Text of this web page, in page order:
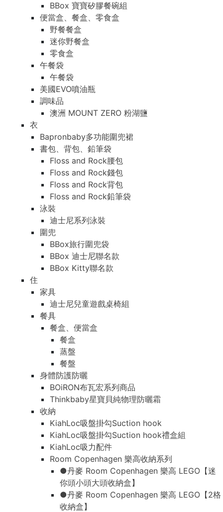
BBox 寶寶矽膠餐碗組
便當盒、餐盒、零食盒
野餐餐盒
迷你野餐盒
零食盒
午餐袋
午餐袋
美國EVO噴油瓶
調味品
澳洲 MOUNT ZERO 粉湖鹽
衣
Bapronbaby多功能圍兜裙
書包、背包、鉛筆袋
Floss and Rock腰包
Floss and Rock錢包
Floss and Rock背包
Floss and Rock鉛筆袋
泳裝
迪士尼系列泳裝
圍兜
BBox旅行圍兜袋
BBox 迪士尼聯名款
BBox Kitty聯名款
住
家具
迪士尼兒童遊戲桌椅組
餐具
餐盒、便當盒
餐盒
蒸盤
餐盤
身體防護防曬
BOiRON布瓦宏系列商品
Thinkbaby星寶貝純物理防曬霜
收納
KiahLoc吸盤掛勾Suction hook
KiahLoc吸盤掛勾Suction hook禮盒組
KiahLoc吸力配件
Room Copenhagen 樂高收納系列
●丹麥 Room Copenhagen 樂高 LEGO【迷
你頭小頭大頭收納盒】
●丹麥 Room Copenhagen 樂高 LEGO【2格
收納盒】